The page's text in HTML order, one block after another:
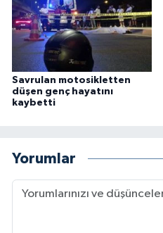
Savrulan motosikletten
düşen genç hayatını
kaybetti
Yorumlar